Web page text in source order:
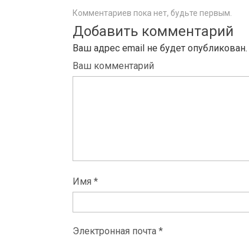
Комментариев пока нет, будьте первым.
Добавить комментарий
Ваш адрес email не будет опубликован.
Ваш комментарий
Имя *
Электронная почта *